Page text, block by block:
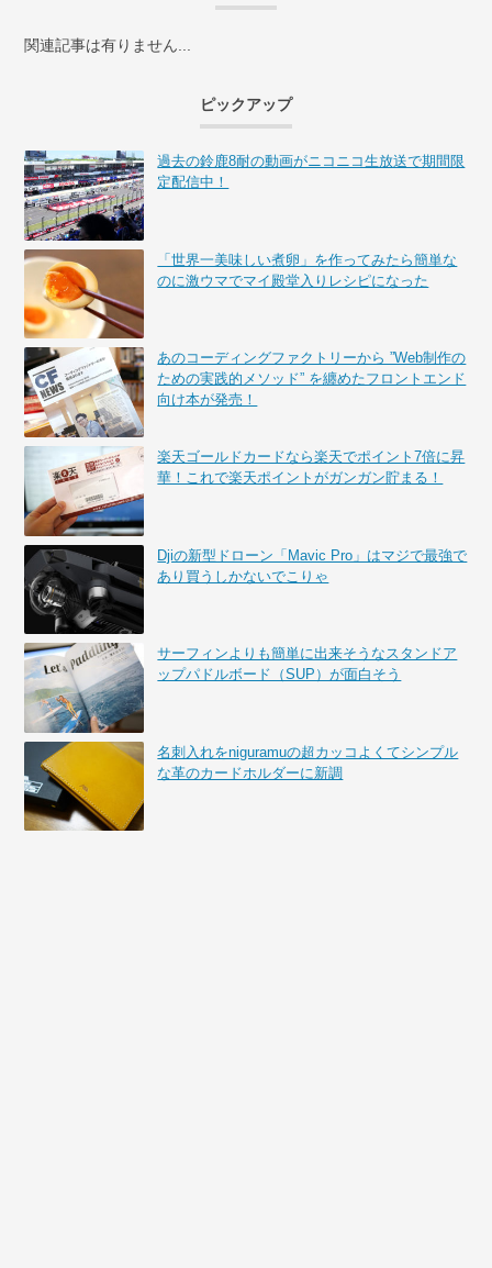
関連記事は有りません...
ピックアップ
過去の鈴鹿8耐の動画がニコニコ生放送で期間限
定配信中！
「世界一美味しい煮卵」を作ってみたら簡単な
のに激ウマでマイ殿堂入りレシピになった
あのコーディングファクトリーから ”Web制作の
ための実践的メソッド” を纏めたフロントエンド
向け本が発売！
楽天ゴールドカードなら楽天でポイント7倍に昇
華！これで楽天ポイントがガンガン貯まる！
Djiの新型ドローン「Mavic Pro」はマジで最強で
あり買うしかないでこりゃ
サーフィンよりも簡単に出来そうなスタンドア
ップパドルボード（SUP）が面白そう
名刺入れをniguramuの超カッコよくてシンプル
な革のカードホルダーに新調